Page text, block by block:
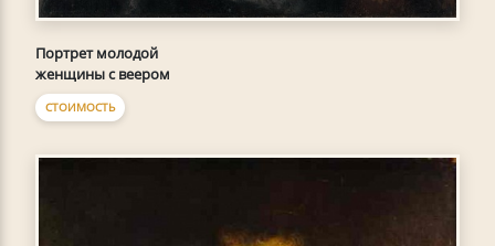
Портрет молодой
женщины с веером
СТОИМОСТЬ